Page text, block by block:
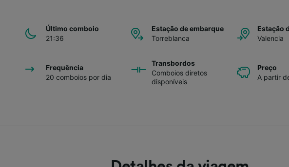
Último comboio
21:36
Estação de embarque
Torreblanca
Estação
Valencia
Frequência
20 comboios por dia
Transbordos
Comboios diretos
disponíveis
Preço
A partir